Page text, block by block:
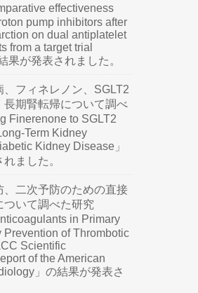
effectiveness
pump inhibitors after
on dual antiplatelet
from a target trial
果が発表されました。
、フィネレノン、SGLT2
長期腎転帰について調べ
Finerenone to SGLT2
Term Kidney
Kidney Disease」
ました。
、二次予防のための直接
ついて調べた研究
in Primary
Prevention of Thrombotic
Scientific
of the American
」の結果が発表さ